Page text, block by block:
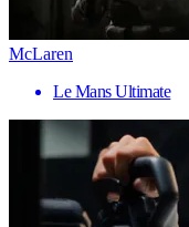
McLaren
Le Mans Ultimate